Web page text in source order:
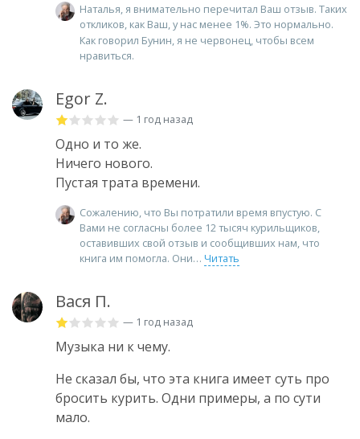
Наталья, я внимательно перечитал Ваш отзыв. Таких
откликов, как Ваш, у нас менее 1%. Это нормально.
Как говорил Бунин, я не червонец, чтобы всем
нравиться.
Egor Z.
— 1 год назад
Одно и то же.
Ничего нового.
Пустая трата времени.
Сожалению, что Вы потратили время впустую. С
Вами не согласны более 12 тысяч курильщиков,
оставивших свой отзыв и сообщивших нам, что
книга им помогла. Они
Читать
Вася П.
— 1 год назад
Музыка ни к чему.
Не сказал бы, что эта книга имеет суть про
бросить курить. Одни примеры, а по сути
мало.